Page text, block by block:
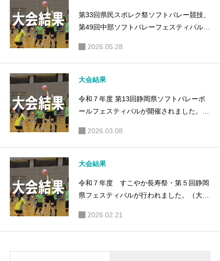
第33回県民スポレク祭ソフトバレー競技、
第49回中部ソフトバレーフェスティバルが
2026.05.28
大会結果
令和７年度 第13回静岡県ソフトバレーボ
ールフェスティバルが開催されました。
2026.03.08
大会結果
令和７年度 すこやか長寿祭・第５回静岡
県フェスティバルが行われました。（大会
2026.02.21